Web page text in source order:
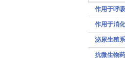
作用于呼
作用于消
泌尿生殖
抗微生物